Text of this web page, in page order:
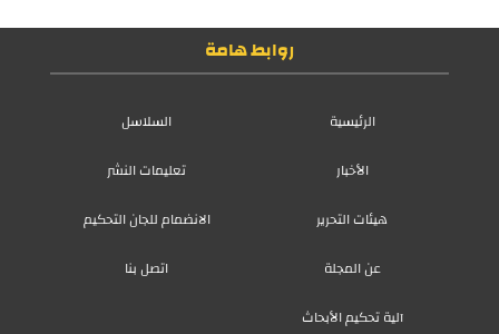
روابط هامة
الرئيسية
السلاسل
الأخبار
تعليمات النشر
هيئات التحرير
الانضمام للجان التحكيم
عن المجلة
اتصل بنا
آلية تحكيم الأبحاث